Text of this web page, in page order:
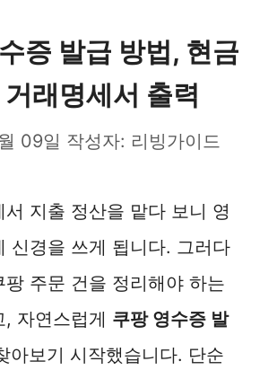
증 발급 방법, 현금
래명세서 출력
09일 작성자: 리빙가이드
서 지출 정산을 맡다 보니 영
신경을 쓰게 됩니다. 그러다
팡 주문 건을 정리해야 하는
자연스럽게 쿠팡 영수증 발
아보기 시작했습니다. 단순